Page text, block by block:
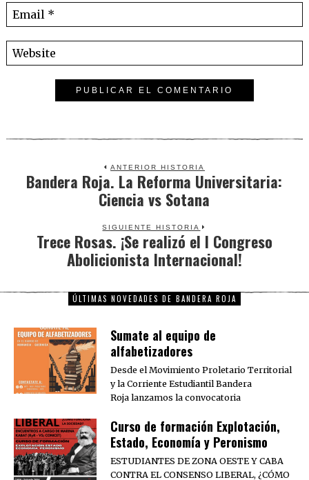
ANTERIOR HISTORIA
Previous
post:
Bandera Roja. La Reforma Universitaria:
Ciencia vs Sotana
SIGUIENTE HISTORIA
Next
post:
Trece Rosas. ¡Se realizó el I Congreso
Abolicionista Internacional!
ÚLTIMAS NOVEDADES DE BANDERA ROJA
Sumate al equipo de
alfabetizadores
Desde el Movimiento Proletario Territorial
y la Corriente Estudiantil Bandera
Roja lanzamos la convocatoria
Curso de formación Explotación,
Estado, Economía y Peronismo
ESTUDIANTES DE ZONA OESTE Y CABA
CONTRA EL CONSENSO LIBERAL, ¿CÓMO